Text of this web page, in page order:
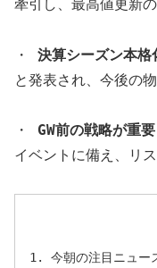
牽引し、最高値更新
・ 決算シーズン本格
と発表され、今後の
・ GW前の戦略が重要
イベントに備え、リ
今朝の注目ニュー